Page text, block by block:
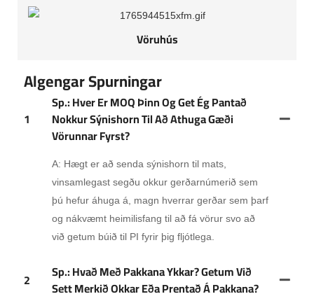
Vöruhús
Algengar Spurningar
1
Sp.: Hver Er MOQ Þinn Og Get Ég Pantað
Nokkur Sýnishorn Til Að Athuga Gæði
Vörunnar Fyrst?
A: Hægt er að senda sýnishorn til mats,
vinsamlegast segðu okkur gerðarnúmerið sem
þú hefur áhuga á, magn hverrar gerðar sem þarf
og nákvæmt heimilisfang til að fá vörur svo að
við getum búið til PI fyrir þig fljótlega.
2
Sp.: Hvað Með Pakkana Ykkar? Getum Við
Sett Merkið Okkar Eða Prentað Á Pakkana?